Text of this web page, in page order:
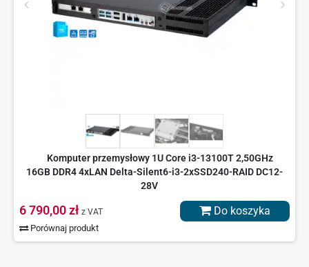
Komputer przemysłowy 1U Core i3-13100T 2,50GHz
16GB DDR4 4xLAN Delta-Silent6-i3-2xSSD240-RAID DC12-
28V
6 790,00 zł z VAT
Porównaj produkt
Do koszyka